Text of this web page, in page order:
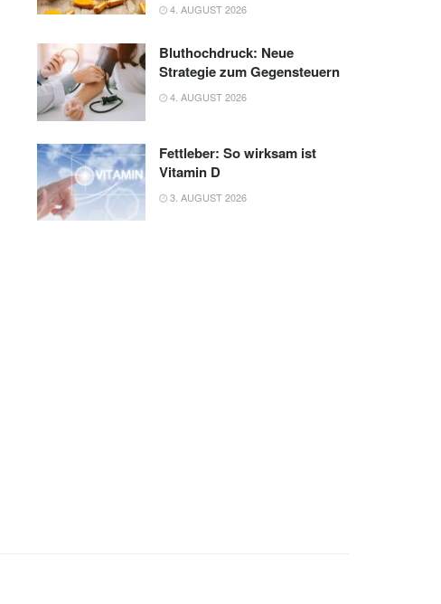
4. AUGUST 2026
Bluthochdruck: Neue
Strategie zum Gegensteuern
4. AUGUST 2026
Fettleber: So wirksam ist
Vitamin D
3. AUGUST 2026